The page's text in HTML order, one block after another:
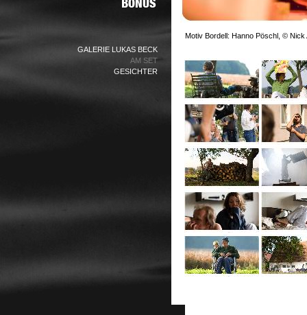
GALERIE LUKAS BECK
AM SET
GESICHTER
Motiv Bordell: Hanno Pöschl, © Nick